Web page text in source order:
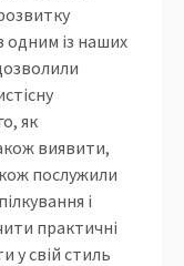
одним із наших
як
виявити,
послужили
і
практичні
у свій стиль